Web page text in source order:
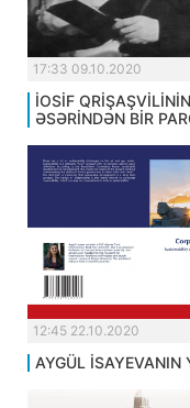
17:33 09.10.2020
İOSİF
ƏSƏRİNDƏN BİR
12:45 22.10.2020
AYGÜL İSAYEVANIN